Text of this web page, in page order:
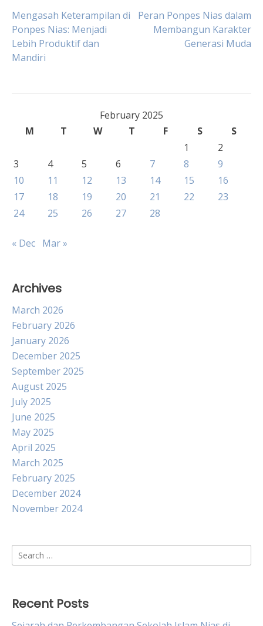
Post
navigation
Mengasah Keterampilan di
Ponpes Nias: Menjadi
Lebih Produktif dan
Mandiri
Peran Ponpes Nias dalam
Membangun Karakter
Generasi Muda
February 2025
M
T W T F S
S
1
2
3
4 5 6 7 8
9
10
11 12 13 14 15
16
17
18 19 20 21 22
23
24
25 26 27 28
« Dec Mar »
Archives
March 2026
February 2026
January 2026
December 2025
September 2025
August 2025
July 2025
June 2025
May 2025
April 2025
March 2025
February 2025
December 2024
November 2024
Search
for:
Recent Posts